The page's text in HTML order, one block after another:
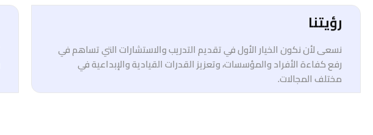
رؤيتنا
نسعى لأن نكون الخيار الأول في تقديم التدريب والاستشارات التي تساهم في
رفع كفاءة الأفراد والمؤسسات، وتعزيز القدرات القيادية والإبداعية في
مختلف المجالات.